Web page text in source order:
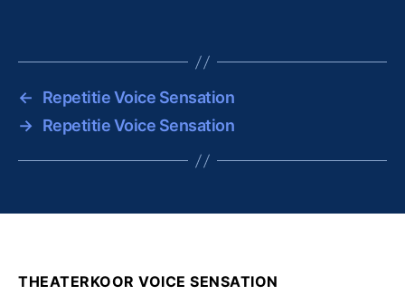
←
Repetitie Voice Sensation
→
Repetitie Voice Sensation
THEATERKOOR VOICE SENSATION